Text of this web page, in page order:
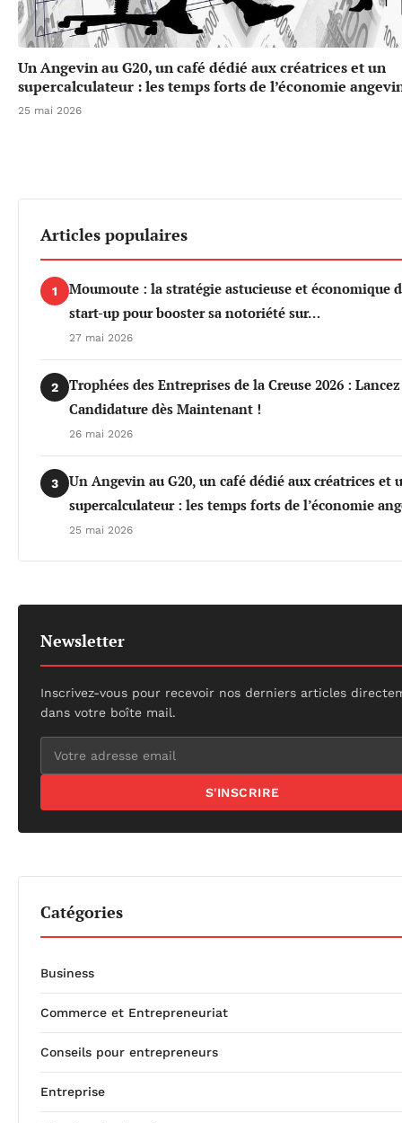
Un Angevin au G20, un café dédié aux créatrices et un
supercalculateur : les temps forts de l’économie
25 mai 2026
Articles populaires
1
Moumoute : la stratégie astucieuse et économique
start-up pour booster sa notoriété sur…
27 mai 2026
2
Trophées des Entreprises de la Creuse 2026 :
Candidature dès Maintenant !
26 mai 2026
3
Un Angevin au G20, un café dédié aux créatrices et
supercalculateur : les temps forts de l’économie
25 mai 2026
Newsletter
Inscrivez-vous pour recevoir nos derniers articles
dans votre boîte mail.
S'INSCRIRE
Catégories
Business
Commerce et Entrepreneuriat
Conseils pour entrepreneurs
Entreprise